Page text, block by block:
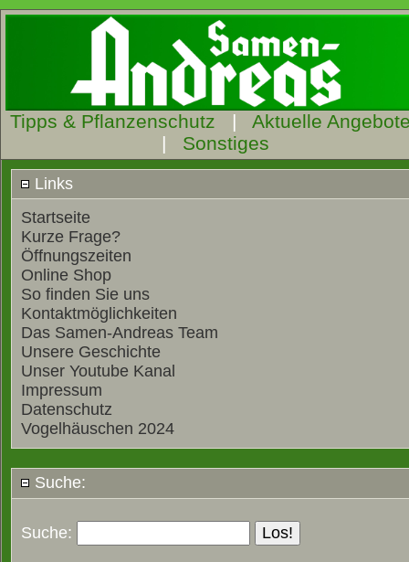
Tipps & Pflanzenschutz | Aktuelle
| Sonstiges
Links
Startseite
Kurze Frage?
Öffnungszeiten
Online Shop
So finden Sie uns
Kontaktmöglichkeiten
Das Samen-Andreas Team
Unsere Geschichte
Unser Youtube Kanal
Impressum
Datenschutz
Vogelhäuschen 2024
Suche:
Suche: